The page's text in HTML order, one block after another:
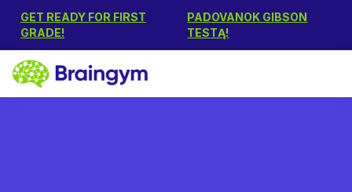
GET READY FOR FIRST
GRADE!
PADOVANOK GIBSON
TESTĄ!